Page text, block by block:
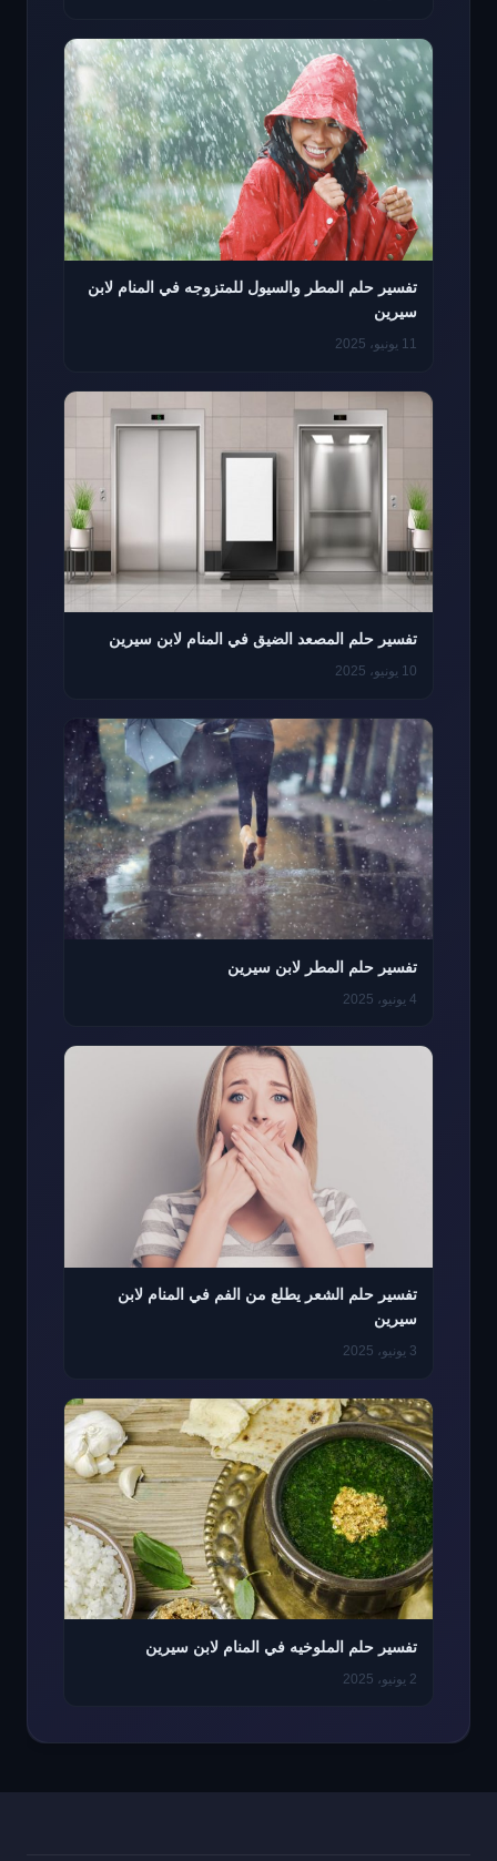
تفسير حلم المطر والسيول للمتزوجه في المنام لابن
سيرين
11 يونيو، 2025
تفسير حلم المصعد الضيق في المنام لابن سيرين
10 يونيو، 2025
تفسير حلم المطر لابن سيرين
4 يونيو، 2025
تفسير حلم الشعر يطلع من الفم في المنام لابن
سيرين
3 يونيو، 2025
تفسير حلم الملوخيه في المنام لابن سيرين
2 يونيو، 2025